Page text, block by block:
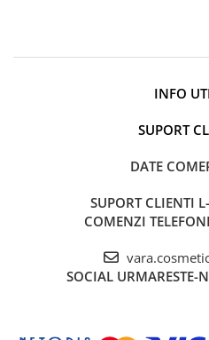
INFO
SUPORT
DATE
SUPORT CLIENTI
COMENZI
SOCIAL URMARESTE-